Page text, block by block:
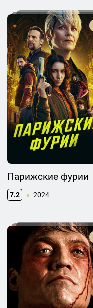
Парижские фурии
7.2 2024